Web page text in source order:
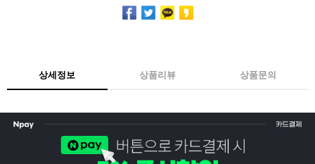
상세정보 상품리뷰 상품문의